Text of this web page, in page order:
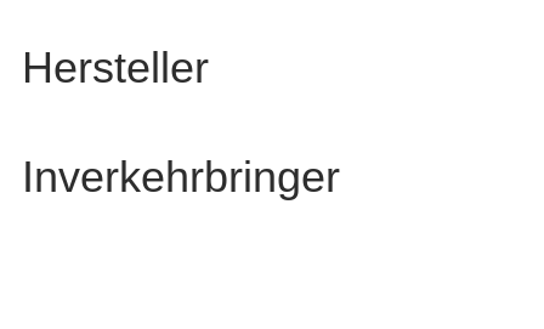
Hersteller
Inverkehrbringer